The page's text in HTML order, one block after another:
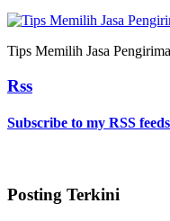
Tips Memilih Jasa
Rss
Subscribe to my RSS
Posting Terkini